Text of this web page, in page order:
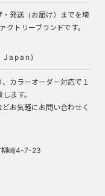
発送（お届け）までを埼
トリーブランドです。
Japan)
カラーオーダー対応で１
ます。
お気軽にお問い合わせく
崎4-7-23